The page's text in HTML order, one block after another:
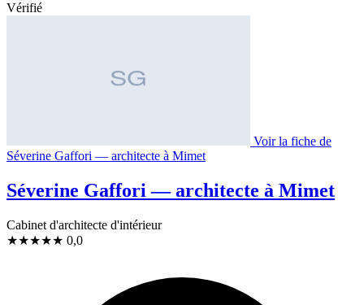
Vérifié
Voir la fiche de
Séverine Gaffori — architecte à Mimet
Séverine Gaffori — architecte à Mimet
Cabinet d'architecte d'intérieur
★★★★★ 0,0